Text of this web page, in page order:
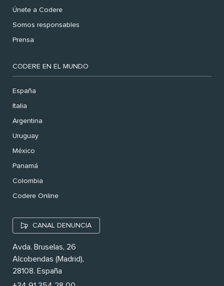
Únete a Codere
Somos responsables
Prensa
CODERE EN EL MUNDO
España
Italia
Argentina
Uruguay
México
Panamá
Colombia
Codere Online
CANAL DENUNCIA
Avda. Bruselas, 26
Alcobendas (Madrid),
28108. España